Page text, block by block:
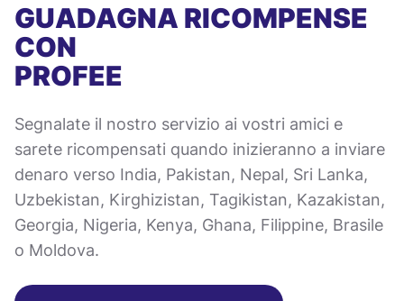
GUADAGNA RICOMPENSE
CON
PROFEE
Segnalate il nostro servizio ai vostri amici e
sarete ricompensati quando inizieranno a inviare
denaro verso India, Pakistan, Nepal, Sri Lanka,
Uzbekistan, Kirghizistan, Tagikistan, Kazakistan,
Georgia, Nigeria, Kenya, Ghana, Filippine, Brasile
o Moldova.